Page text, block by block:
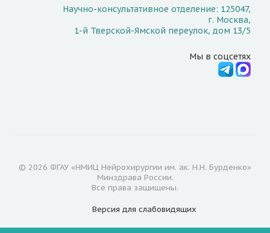
Научно-консультативное отделение: 125047,
г. Москва,
1-й Тверской-Ямской переулок, дом 13/5
Мы в соцсетях
© 2026 ФГАУ «НМИЦ Нейрохирургии им. ак. Н.Н. Бурденко»
Минздрава России.
Все права защищены.
Версия для слабовидящих